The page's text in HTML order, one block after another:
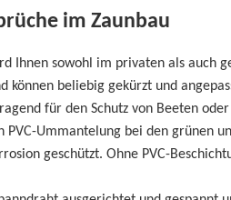
im Zaunbau
Ihnen sowohl im privaten als auch
können beliebig gekürzt und
für den Schutz von Beeten
Ummantelung bei den grünen
geschützt. Ohne PVC-